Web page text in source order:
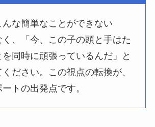
んな簡単なことができない
、「今、この子の頭と手はた
を同時に頑張っているんだ」と
ださい。この視点の転換が、
トの出発点です。